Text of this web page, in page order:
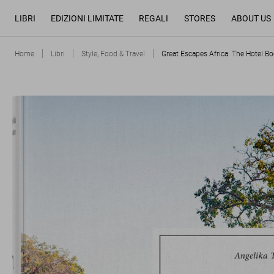
LIBRI EDIZIONI LIMITATE REGALI STORES ABOUT US
Home Libri Style, Food & Travel Great Escapes Africa. The Hotel